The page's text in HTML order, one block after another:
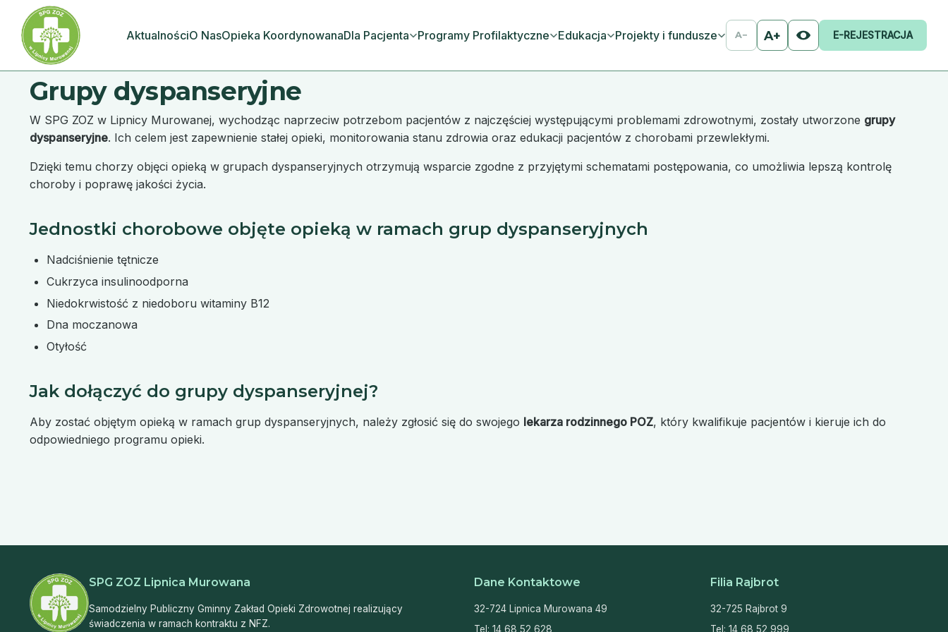
AktualnościO NasOpieka KoordynowanaDla Pacjenta Programy Profilaktyczne Edukacja Projekty i fundusze A− A+ E-REJESTRACJA
Grupy dyspanseryjne
W SPG ZOZ w Lipnicy Murowanej, wychodząc naprzeciw potrzebom pacjentów z najczęściej występującymi problemami zdrowotnymi, zostały utworzone grupy
dyspanseryjne. Ich celem jest zapewnienie stałej opieki, monitorowania stanu zdrowia oraz edukacji pacjentów z chorobami przewlekłymi.
Dzięki temu chorzy objęci opieką w grupach dyspanseryjnych otrzymują wsparcie zgodne z przyjętymi schematami postępowania, co umożliwia lepszą kontrolę
choroby i poprawę jakości życia.
Jednostki chorobowe objęte opieką w ramach grup dyspanseryjnych
Nadciśnienie tętnicze
Cukrzyca insulinoodporna
Niedokrwistość z niedoboru witaminy B12
Dna moczanowa
Otyłość
Jak dołączyć do grupy dyspanseryjnej?
Aby zostać objętym opieką w ramach grup dyspanseryjnych, należy zgłosić się do swojego lekarza rodzinnego POZ, który kwalifikuje pacjentów i kieruje ich do
odpowiedniego programu opieki.
SPG ZOZ Lipnica Murowana
Samodzielny Publiczny Gminny Zakład Opieki Zdrowotnej realizujący
świadczenia w ramach kontraktu z NFZ.
Dane Kontaktowe
32-724 Lipnica Murowana 49
Tel: 14 68 52 628
Filia Rajbrot
32-725 Rajbrot 9
Tel: 14 68 52 999